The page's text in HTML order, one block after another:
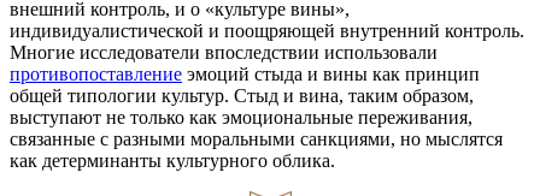
внешний контроль, и о «культуре вины»,
индивидуалистической и поощряющей внутренний контроль.
Многие исследователи впоследствии использовали
противопоставление эмоций стыда и вины как принцип
общей типологии культур. Стыд и вина, таким образом,
выступают не только как эмоциональные переживания,
связанные с разными моральными санкциями, но мыслятся
как детерминанты культурного облика.